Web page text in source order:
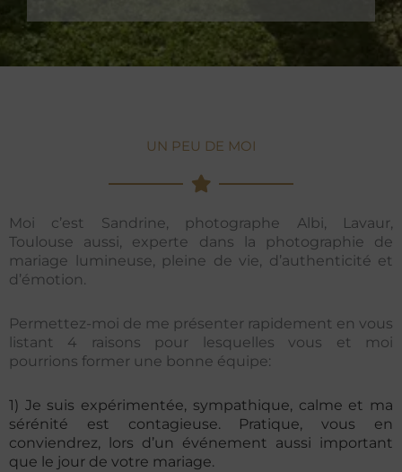
UN PEU DE MOI
Moi c’est Sandrine, photographe Albi, Lavaur,
Toulouse aussi, experte dans la photographie de
mariage lumineuse, pleine de vie, d’authenticité et
d’émotion.
Permettez-moi de me présenter rapidement en vous
listant 4 raisons pour lesquelles vous et moi
pourrions former une bonne équipe:
1) Je suis expérimentée, sympathique, calme et ma
sérénité est contagieuse. Pratique, vous en
conviendrez, lors d’un événement aussi important
que le jour de votre mariage.